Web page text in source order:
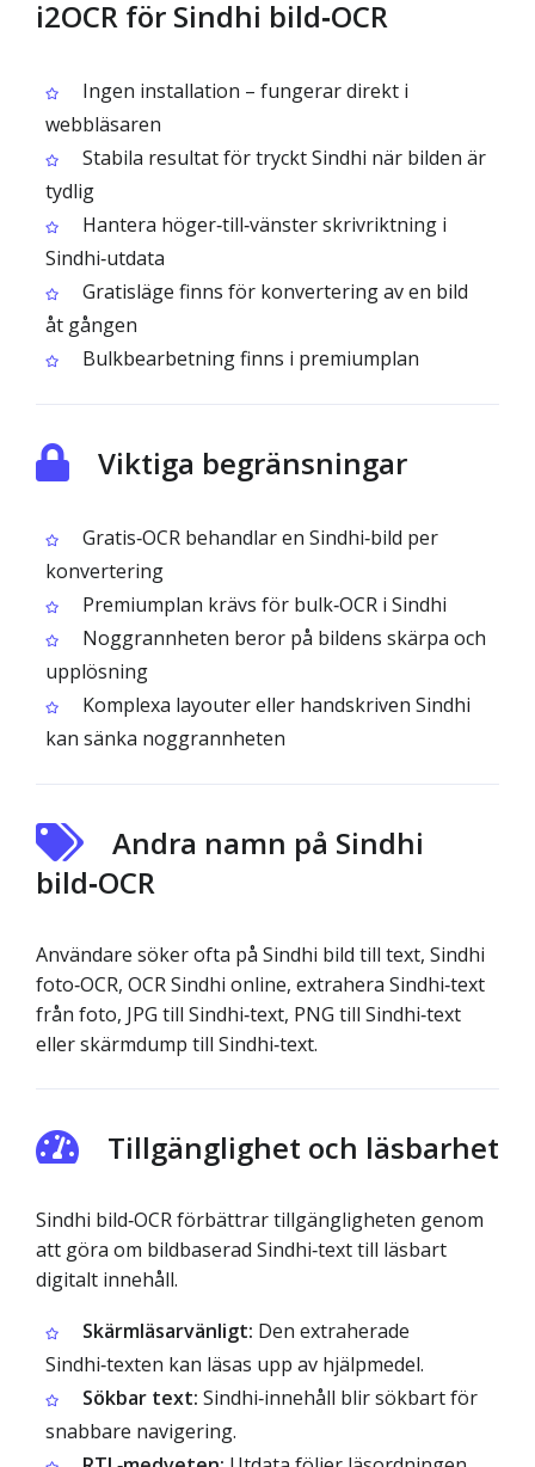
i2OCR för Sindhi bild‑OCR
Ingen installation – fungerar direkt i
webbläsaren
Stabila resultat för tryckt Sindhi när bilden är
tydlig
Hantera höger‑till‑vänster skrivriktning i
Sindhi‑utdata
Gratisläge finns för konvertering av en bild
åt gången
Bulkbearbetning finns i premiumplan
Viktiga begränsningar
Gratis‑OCR behandlar en Sindhi‑bild per
konvertering
Premiumplan krävs för bulk‑OCR i Sindhi
Noggrannheten beror på bildens skärpa och
upplösning
Komplexa layouter eller handskriven Sindhi
kan sänka noggrannheten
Andra namn på Sindhi
bild‑OCR
Användare söker ofta på Sindhi bild till text, Sindhi
foto‑OCR, OCR Sindhi online, extrahera Sindhi‑text
från foto, JPG till Sindhi‑text, PNG till Sindhi‑text
eller skärmdump till Sindhi‑text.
Tillgänglighet och läsbarhet
Sindhi bild‑OCR förbättrar tillgängligheten genom
att göra om bildbaserad Sindhi‑text till läsbart
digitalt innehåll.
Skärmläsarvänligt: Den extraherade
Sindhi‑texten kan läsas upp av hjälpmedel.
Sökbar text: Sindhi‑innehåll blir sökbart för
snabbare navigering.